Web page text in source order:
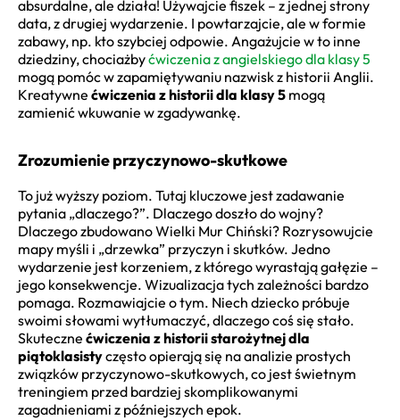
absurdalne, ale działa! Używajcie fiszek – z jednej strony
data, z drugiej wydarzenie. I powtarzajcie, ale w formie
zabawy, np. kto szybciej odpowie. Angażujcie w to inne
dziedziny, chociażbyćwiczenia z angielskiego dla klasy 5
mogą pomóc w zapamiętywaniu nazwisk z historii Anglii.
Kreatywne ćwiczenia z historii dla klasy 5 mogą
zamienić wkuwanie w zgadywankę.
Zrozumienie przyczynowo-skutkowe
To już wyższy poziom. Tutaj kluczowe jest zadawanie
pytania „dlaczego?”. Dlaczego doszło do wojny?
Dlaczego zbudowano Wielki Mur Chiński? Rozrysowujcie
mapy myśli i „drzewka” przyczyn i skutków. Jedno
wydarzenie jest korzeniem, z którego wyrastają gałęzie –
jego konsekwencje. Wizualizacja tych zależności bardzo
pomaga. Rozmawiajcie o tym. Niech dziecko próbuje
swoimi słowami wytłumaczyć, dlaczego coś się stało.
Skuteczne ćwiczenia z historii starożytnej dla
piątoklasistyczęsto opierają się na analizie prostych
związków przyczynowo-skutkowych, co jest świetnym
treningiem przed bardziej skomplikowanymi
zagadnieniami z późniejszych epok.